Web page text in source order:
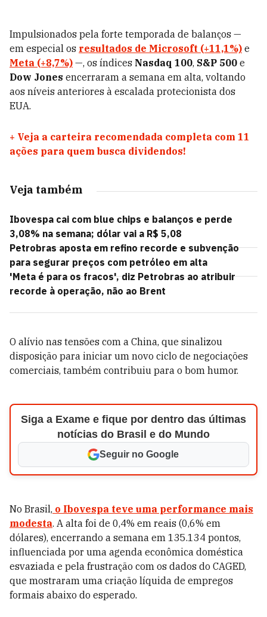
Impulsionados pela forte temporada de balanços —
em especial os resultados de Microsoft (+11,1%) e
Meta (+8,7%) —, os índices Nasdaq 100, S&P 500 e
Dow Jones encerraram a semana em alta, voltando
aos níveis anteriores à escalada protecionista dos
EUA.
+ Veja a carteira recomendada completa com 11
ações para quem busca dividendos!
Veja também
Ibovespa cai com blue chips e balanços e perde
3,08% na semana; dólar vai a R$ 5,08
Petrobras aposta em refino recorde e subvenção
para segurar preços com petróleo em alta
'Meta é para os fracos', diz Petrobras ao atribuir
recorde à operação, não ao Brent
O alívio nas tensões com a China, que sinalizou
disposição para iniciar um novo ciclo de negociações
comerciais, também contribuiu para o bom humor.
Siga a Exame e fique por dentro das últimas
notícias do Brasil e do Mundo
Seguir no Google
No Brasil, o Ibovespa teve uma performance mais
modesta. A alta foi de 0,4% em reais (0,6% em
dólares), encerrando a semana em 135.134 pontos,
influenciada por uma agenda econômica doméstica
esvaziada e pela frustração com os dados do CAGED,
que mostraram uma criação líquida de empregos
formais abaixo do esperado.